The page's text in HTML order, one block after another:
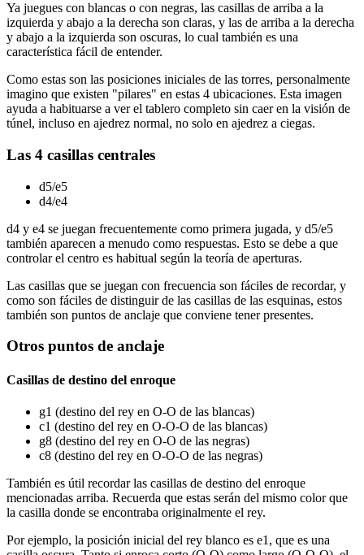
Ya juegues con blancas o con negras, las casillas de arriba a la
izquierda y abajo a la derecha son claras, y las de arriba a la derecha
y abajo a la izquierda son oscuras, lo cual también es una
característica fácil de entender.
Como estas son las posiciones iniciales de las torres, personalmente
imagino que existen "pilares" en estas 4 ubicaciones. Esta imagen
ayuda a habituarse a ver el tablero completo sin caer en la visión de
túnel, incluso en ajedrez normal, no solo en ajedrez a ciegas.
Las 4 casillas centrales
d5/e5
d4/e4
d4 y e4 se juegan frecuentemente como primera jugada, y d5/e5
también aparecen a menudo como respuestas. Esto se debe a que
controlar el centro es habitual según la teoría de aperturas.
Las casillas que se juegan con frecuencia son fáciles de recordar, y
como son fáciles de distinguir de las casillas de las esquinas, estos
también son puntos de anclaje que conviene tener presentes.
Otros puntos de anclaje
Casillas de destino del enroque
g1 (destino del rey en O-O de las blancas)
c1 (destino del rey en O-O-O de las blancas)
g8 (destino del rey en O-O de las negras)
c8 (destino del rey en O-O-O de las negras)
También es útil recordar las casillas de destino del enroque
mencionadas arriba. Recuerda que estas serán del mismo color que
la casilla donde se encontraba originalmente el rey.
Por ejemplo, la posición inicial del rey blanco es e1, que es una